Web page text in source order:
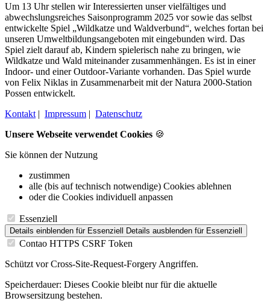
Um 13 Uhr stellen wir Interessierten unser vielfältiges und
abwechslungsreiches Saisonprogramm 2025 vor sowie das selbst
entwickelte Spiel „Wildkatze und Waldverbund“, welches fortan bei
unseren Umweltbildungsangeboten mit eingebunden wird. Das
Spiel zielt darauf ab, Kindern spielerisch nahe zu bringen, wie
Wildkatze und Wald miteinander zusammenhängen. Es ist in einer
Indoor- und einer Outdoor-Variante vorhanden. Das Spiel wurde
von Felix Niklas in Zusammenarbeit mit der Natura 2000-Station
Possen entwickelt.
Kontakt | Impressum | Datenschutz
Unsere Webseite verwendet Cookies 🍪
Sie können der Nutzung
zustimmen
alle (bis auf technisch notwendige) Cookies ablehnen
oder die Cookies individuell anpassen
Essenziell
Details einblenden für Essenziell Details ausblenden für Essenziell
Contao HTTPS CSRF Token
Schützt vor Cross-Site-Request-Forgery Angriffen.
Speicherdauer: Dieses Cookie bleibt nur für die aktuelle
Browsersitzung bestehen.